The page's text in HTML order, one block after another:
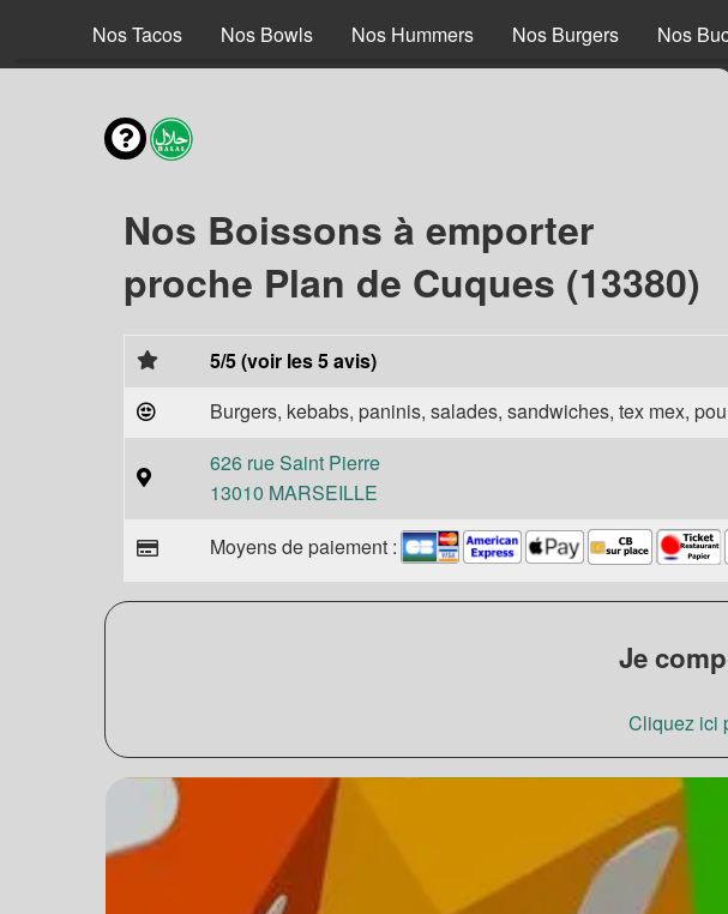
Nos Tacos Nos Bowls Nos Hummers Nos Burgers Nos
Nos Boissons à emporter
proche Plan de Cuques (13380)
5/5 (voir les 5 avis)
Burgers, kebabs, paninis, salades, sandwiches, tex mex,
626 rue Saint Pierre
13010 MARSEILLE
Moyens de paiement :
Je
Cliquez ici